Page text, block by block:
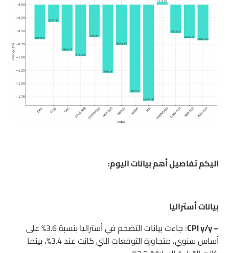
اليكم تفاصيل أهم بيانات اليوم:
بيانات أستراليا
– CPI y/y
: جاءت بيانات التضخم في أستراليا بنسبة 3.6% على
أساس سنوي، متجاوزة التوقعات التي كانت عند 3.4%، بينما